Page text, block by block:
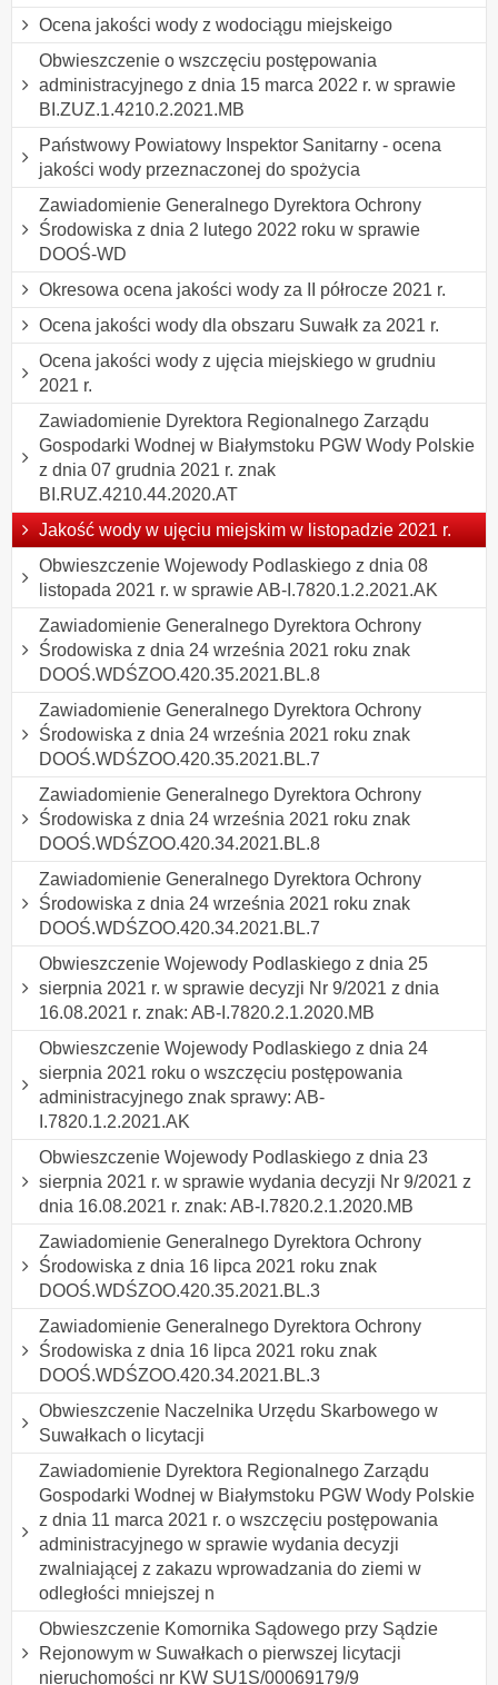
Ocena jakości wody z wodociągu miejskeigo
Obwieszczenie o wszczęciu postępowania
administracyjnego z dnia 15 marca 2022 r. w sprawie
BI.ZUZ.1.4210.2.2021.MB
Państwowy Powiatowy Inspektor Sanitarny - ocena
jakości wody przeznaczonej do spożycia
Zawiadomienie Generalnego Dyrektora Ochrony
Środowiska z dnia 2 lutego 2022 roku w sprawie
DOOŚ-WD
Okresowa ocena jakości wody za II półrocze 2021 r.
Ocena jakości wody dla obszaru Suwałk za 2021 r.
Ocena jakości wody z ujęcia miejskiego w grudniu
2021 r.
Zawiadomienie Dyrektora Regionalnego Zarządu
Gospodarki Wodnej w Białymstoku PGW Wody Polskie
z dnia 07 grudnia 2021 r. znak
BI.RUZ.4210.44.2020.AT
Jakość wody w ujęciu miejskim w listopadzie 2021 r.
Obwieszczenie Wojewody Podlaskiego z dnia 08
listopada 2021 r. w sprawie AB-I.7820.1.2.2021.AK
Zawiadomienie Generalnego Dyrektora Ochrony
Środowiska z dnia 24 września 2021 roku znak
DOOŚ.WDŚZOO.420.35.2021.BL.8
Zawiadomienie Generalnego Dyrektora Ochrony
Środowiska z dnia 24 września 2021 roku znak
DOOŚ.WDŚZOO.420.35.2021.BL.7
Zawiadomienie Generalnego Dyrektora Ochrony
Środowiska z dnia 24 września 2021 roku znak
DOOŚ.WDŚZOO.420.34.2021.BL.8
Zawiadomienie Generalnego Dyrektora Ochrony
Środowiska z dnia 24 września 2021 roku znak
DOOŚ.WDŚZOO.420.34.2021.BL.7
Obwieszczenie Wojewody Podlaskiego z dnia 25
sierpnia 2021 r. w sprawie decyzji Nr 9/2021 z dnia
16.08.2021 r. znak: AB-I.7820.2.1.2020.MB
Obwieszczenie Wojewody Podlaskiego z dnia 24
sierpnia 2021 roku o wszczęciu postępowania
administracyjnego znak sprawy: AB-
I.7820.1.2.2021.AK
Obwieszczenie Wojewody Podlaskiego z dnia 23
sierpnia 2021 r. w sprawie wydania decyzji Nr 9/2021 z
dnia 16.08.2021 r. znak: AB-I.7820.2.1.2020.MB
Zawiadomienie Generalnego Dyrektora Ochrony
Środowiska z dnia 16 lipca 2021 roku znak
DOOŚ.WDŚZOO.420.35.2021.BL.3
Zawiadomienie Generalnego Dyrektora Ochrony
Środowiska z dnia 16 lipca 2021 roku znak
DOOŚ.WDŚZOO.420.34.2021.BL.3
Obwieszczenie Naczelnika Urzędu Skarbowego w
Suwałkach o licytacji
Zawiadomienie Dyrektora Regionalnego Zarządu
Gospodarki Wodnej w Białymstoku PGW Wody Polskie
z dnia 11 marca 2021 r. o wszczęciu postępowania
administracyjnego w sprawie wydania decyzji
zwalniającej z zakazu wprowadzania do ziemi w
odległości mniejszej n
Obwieszczenie Komornika Sądowego przy Sądzie
Rejonowym w Suwałkach o pierwszej licytacji
nieruchomości nr KW SU1S/00069179/9